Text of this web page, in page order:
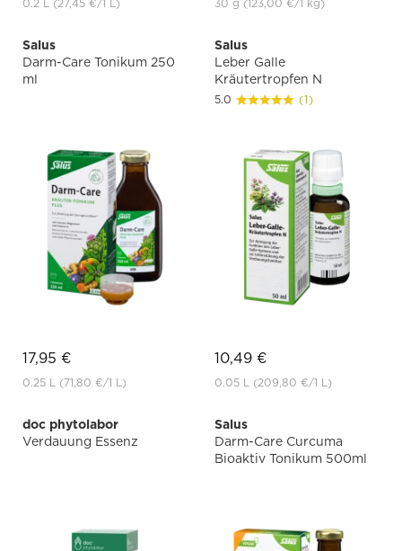
0.2 L (27,45 €/1 L) 30 g (123,00 €/1 kg)
Salus
Darm-Care Tonikum 250
ml
17,95 €
0.25 L (71,80 €/1 L)
Salus
Leber Galle
Kräutertropfen N
5.0 (1)
10,49 €
0.05 L (209,80 €/1 L)
doc phytolabor
Verdauung Essenz
Salus
Darm-Care Curcuma
Bioaktiv Tonikum 500ml